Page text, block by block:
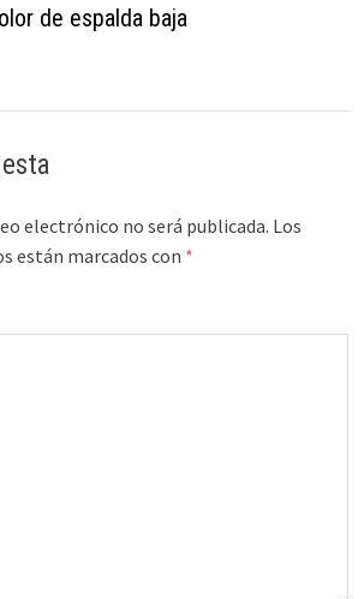
de espalda baja
electrónico no será publicada. Los
están marcados con *